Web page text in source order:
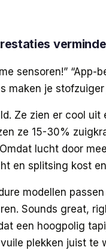
sensoren!” “App-
maken je
Ze zien er cool uit
ze 15-30%
lucht door
en splitsing kost
modellen
Sounds great,
een hoogpolig
plekken juist te